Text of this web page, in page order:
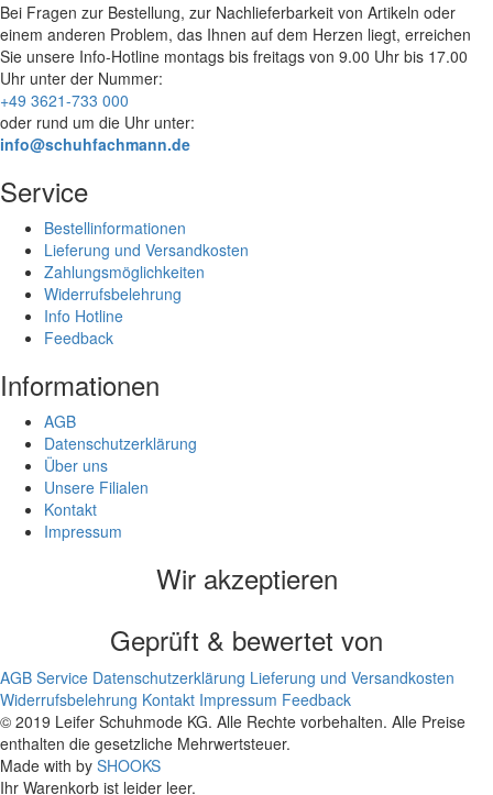
Bei Fragen zur Bestellung, zur Nachlieferbarkeit von Artikeln oder
einem anderen Problem, das Ihnen auf dem Herzen liegt, erreichen
Sie unsere Info-Hotline montags bis freitags von 9.00 Uhr bis 17.00
Uhr unter der Nummer:
+49 3621-733 000
oder rund um die Uhr unter:
info@schuhfachmann.de
Service
Bestellinformationen
Lieferung und Versandkosten
Zahlungsmöglichkeiten
Widerrufsbelehrung
Info Hotline
Feedback
Informationen
AGB
Datenschutzerklärung
Über uns
Unsere Filialen
Kontakt
Impressum
Wir akzeptieren
Geprüft & bewertet von
AGB Service Datenschutzerklärung Lieferung und Versandkosten
Widerrufsbelehrung Kontakt Impressum Feedback
© 2019 Leifer Schuhmode KG. Alle Rechte vorbehalten. Alle Preise
enthalten die gesetzliche Mehrwertsteuer.
Made with by SHOOKS
Ihr Warenkorb ist leider leer.